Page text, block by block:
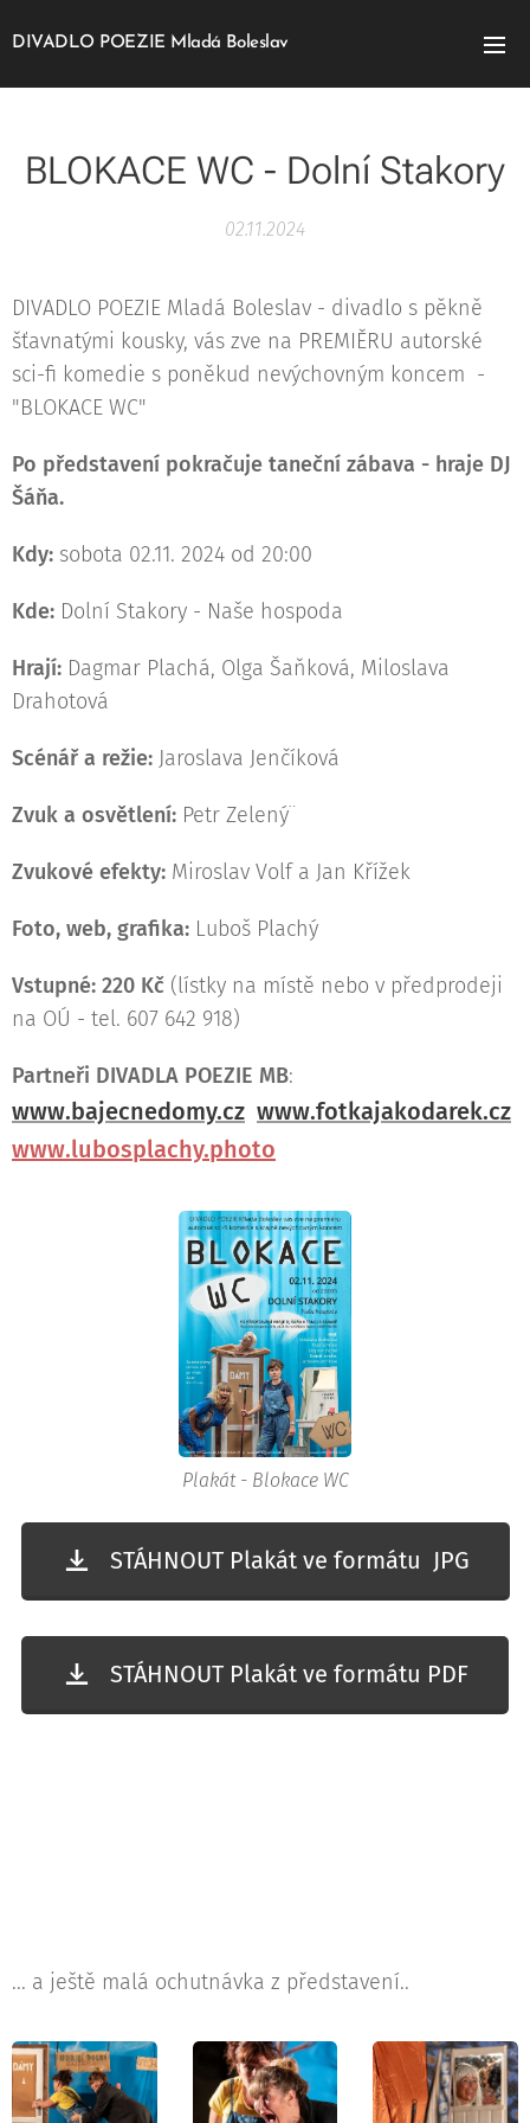
DIVADLO POEZIE Mladá Boleslav
BLOKACE WC - Dolní Stakory
02.11.2024
DIVADLO POEZIE Mladá Boleslav - divadlo s pěkně
šťavnatými kousky, vás zve na PREMIĚRU autorské
sci-fi komedie s poněkud nevýchovným koncem -
"BLOKACE WC"
Po představení pokračuje taneční zábava - hraje DJ
Šáňa.
Kdy: sobota 02.11. 2024 od 20:00
Kde: Dolní Stakory - Naše hospoda
Hrají: Dagmar Plachá, Olga Šaňková, Miloslava
Drahotová
Scénář a režie: Jaroslava Jenčíková
Zvuk a osvětlení: Petr Zelený¨
Zvukové efekty: Miroslav Volf a Jan Křížek
Foto, web, grafika: Luboš Plachý
Vstupné: 220 Kč (lístky na místě nebo v předprodeji
na OÚ - tel. 607 642 918)
Partneři DIVADLA POEZIE MB:
www.bajecnedomy.cz www.fotkajakodarek.cz
www.lubosplachy.photo
Plakát - Blokace WC
STÁHNOUT Plakát ve formátu JPG
STÁHNOUT Plakát ve formátu PDF
... a ještě malá ochutnávka z představení..